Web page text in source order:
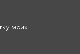
моих